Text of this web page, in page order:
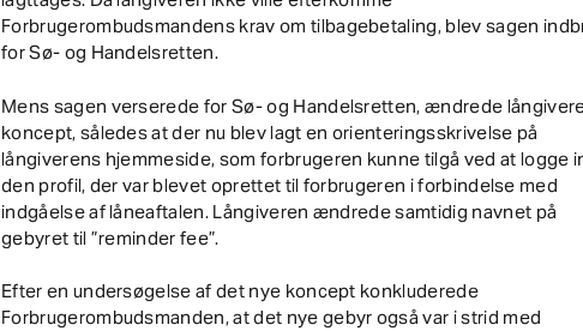
Forbrugerombudsmandens krav om tilbagebetaling, blev sagen
for Sø- og Handelsretten.
Mens sagen verserede for Sø- og Handelsretten, ændrede
koncept, således at der nu blev lagt en orienteringsskrivelse på
långiverens hjemmeside, som forbrugeren kunne tilgå ved at logge
den profil, der var blevet oprettet til forbrugeren i forbindelse med
indgåelse af låneaftalen. Långiveren ændrede samtidig navnet på
gebyret til ”reminder fee”.
Efter en undersøgelse af det nye koncept konkluderede
Forbrugerombudsmanden, at det nye gebyr også var i strid med